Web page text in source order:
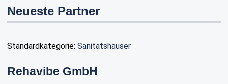
Neueste Partner
Standardkategorie: Sanitätshäuser
Rehavibe GmbH